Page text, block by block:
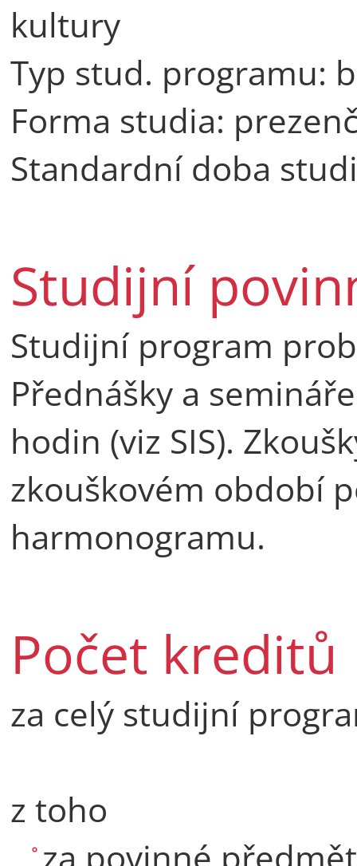
kultury
Typ stud. programu:
Forma studia:
Standardní doba
Studijní
Studijní program
Přednášky a
hodin (viz SIS).
zkouškovém období
harmonogramu.
Počet kreditů
za celý studijní
z toho
za povinné